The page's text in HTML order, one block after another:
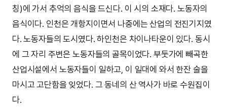
칭)에 가서 추억의 음식을 드신다. 이 시의 소재다. 노동자의
음식이다. 인천은 개항지이면서 나중에는 산업의 전진기지였
다. 노동자들의 도시였다. 하인천은 차이나타운이 있다. 동시
에 그 자리 주변은 노동자들의 골목이었다. 부둣가에 빼곡한
산업시설에서 노동자들이 일하고, 이 일대에 와서 한잔 술을
마시고 고단함을 잊었다. 그 동네의 산 역사가 바로 수원집이
다.